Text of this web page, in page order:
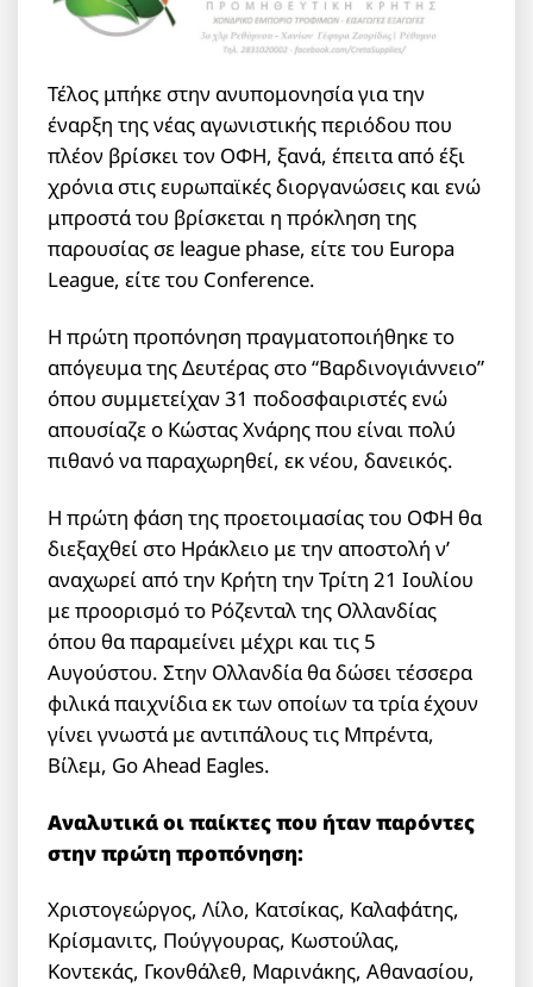
Τέλος μπήκε στην ανυπομονησία για την
έναρξη της νέας αγωνιστικής περιόδου που
πλέον βρίσκει τον ΟΦΗ, ξανά, έπειτα από έξι
χρόνια στις ευρωπαϊκές διοργανώσεις και ενώ
μπροστά του βρίσκεται η πρόκληση της
παρουσίας σε league phase, είτε του Europa
League, είτε του Conference.
Η πρώτη προπόνηση πραγματοποιήθηκε το
απόγευμα της Δευτέρας στο “Βαρδινογιάννειο”
όπου συμμετείχαν 31 ποδοσφαιριστές ενώ
απουσίαζε ο Κώστας Χνάρης που είναι πολύ
πιθανό να παραχωρηθεί, εκ νέου, δανεικός.
Η πρώτη φάση της προετοιμασίας του ΟΦΗ θα
διεξαχθεί στο Ηράκλειο με την αποστολή ν’
αναχωρεί από την Κρήτη την Τρίτη 21 Ιουλίου
με προορισμό το Ρόζενταλ της Ολλανδίας
όπου θα παραμείνει μέχρι και τις 5
Αυγούστου. Στην Ολλανδία θα δώσει τέσσερα
φιλικά παιχνίδια εκ των οποίων τα τρία έχουν
γίνει γνωστά με αντιπάλους τις Μπρέντα,
Βίλεμ, Go Ahead Eagles.
Αναλυτικά οι παίκτες που ήταν παρόντες
στην πρώτη προπόνηση:
Χριστογεώργος, Λίλο, Κατσίκας, Καλαφάτης,
Κρίσμανιτς, Πούγγουρας, Κωστούλας,
Κοντεκάς, Γκονθάλεθ, Μαρινάκης, Αθανασίου,